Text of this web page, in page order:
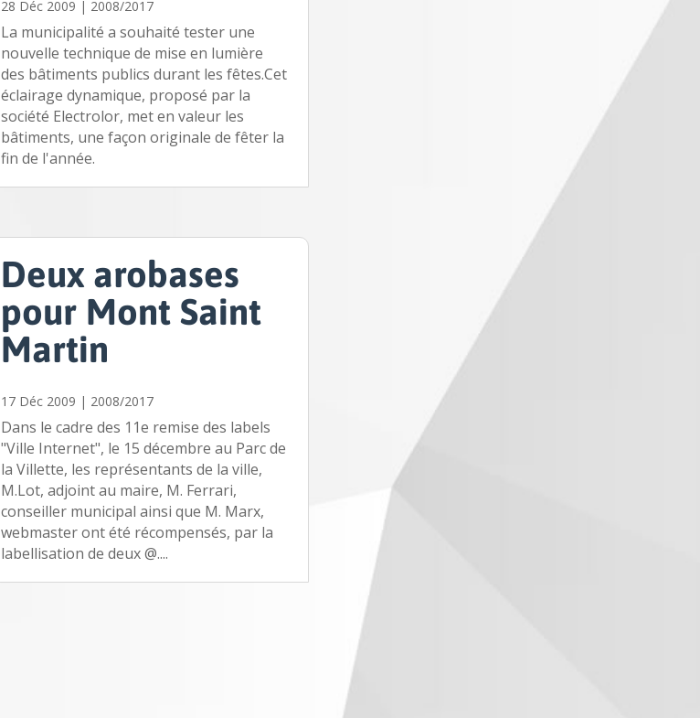
28 Déc 2009 | 2008/2017
La municipalité a souhaité tester une
nouvelle technique de mise en lumière
des bâtiments publics durant les fêtes.Cet
éclairage dynamique, proposé par la
société Electrolor, met en valeur les
bâtiments, une façon originale de fêter la
fin de l'année.
Deux arobases
pour Mont Saint
Martin
17 Déc 2009 | 2008/2017
Dans le cadre des 11e remise des labels
"Ville Internet", le 15 décembre au Parc de
la Villette, les représentants de la ville,
M.Lot, adjoint au maire, M. Ferrari,
conseiller municipal ainsi que M. Marx,
webmaster ont été récompensés, par la
labellisation de deux @....